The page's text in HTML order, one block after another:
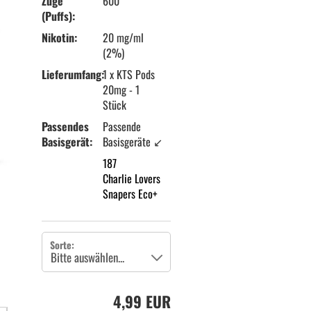
(Puffs):
Nikotin:
20 mg/ml
(2%)
Lieferumfang:1 x KTS Pods
20mg - 1
Stück
Passendes
Basisgerät:
Passende
Basisgeräte ↙
187
Charlie Lovers
Snapers Eco+
Sorte:
4,99 EUR